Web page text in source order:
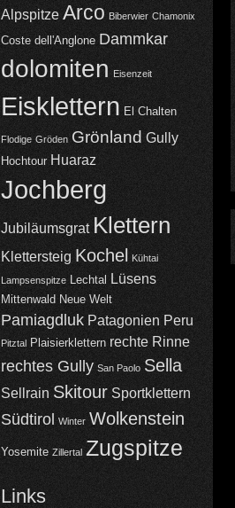
Alpspitze Arco Biberwier Chamonix
Coste dell'Anglone Dammkar
dolomiten Eisenzeit
Eisklettern El Chalten
Flodige Gröden Grönland Gully
Hochtour Huaraz
Jochberg
Jubiläumsgrat Klettern
Klettersteig Kochel Kühtai
Lampsenspitze Lechtal Lüsens
Mittenwald Neue Welt
Pamiagdluk Patagonien Peru
Pitztal Plaisierklettern rechte Rinne
rechtes Gully San Paolo Sella
Sellrain Skitour Sportklettern
Südtirol Winter Wolkenstein
Yosemite Zillertal Zugspitze
Links